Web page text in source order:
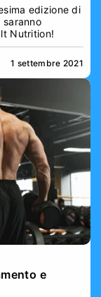
edizione di
saranno
Nutrition!
1 settembre 2021
e